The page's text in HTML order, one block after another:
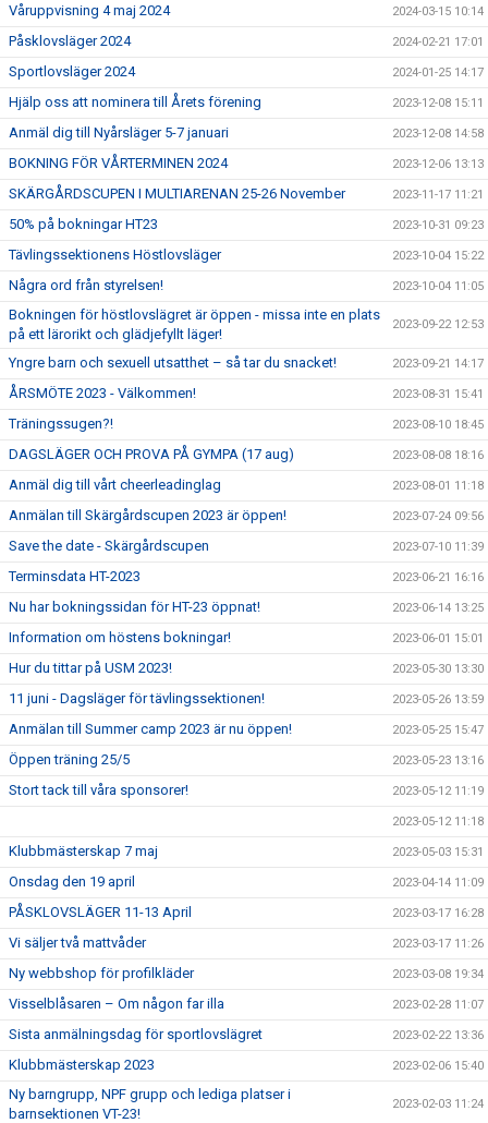
Våruppvisning 4 maj 2024 2024-03-15 10:14
Påsklovsläger 2024 2024-02-21 17:01
Sportlovsläger 2024 2024-01-25 14:17
Hjälp oss att nominera till Årets förening 2023-12-08 15:11
Anmäl dig till Nyårsläger 5-7 januari 2023-12-08 14:58
BOKNING FÖR VÅRTERMINEN 2024 2023-12-06 13:13
SKÄRGÅRDSCUPEN I MULTIARENAN 25-26 November 2023-11-17 11:21
50% på bokningar HT23 2023-10-31 09:23
Tävlingssektionens Höstlovsläger 2023-10-04 15:22
Några ord från styrelsen! 2023-10-04 11:05
Bokningen för höstlovslägret är öppen - missa inte en plats
på ett lärorikt och glädjefyllt läger!
2023-09-22 12:53
Yngre barn och sexuell utsatthet – så tar du snacket! 2023-09-21 14:17
ÅRSMÖTE 2023 - Välkommen! 2023-08-31 15:41
Träningssugen?! 2023-08-10 18:45
DAGSLÄGER OCH PROVA PÅ GYMPA (17 aug) 2023-08-08 18:16
Anmäl dig till vårt cheerleadinglag 2023-08-01 11:18
Anmälan till Skärgårdscupen 2023 är öppen! 2023-07-24 09:56
Save the date - Skärgårdscupen 2023-07-10 11:39
Terminsdata HT-2023 2023-06-21 16:16
Nu har bokningssidan för HT-23 öppnat! 2023-06-14 13:25
Information om höstens bokningar! 2023-06-01 15:01
Hur du tittar på USM 2023! 2023-05-30 13:30
11 juni - Dagsläger för tävlingssektionen! 2023-05-26 13:59
Anmälan till Summer camp 2023 är nu öppen! 2023-05-25 15:47
Öppen träning 25/5 2023-05-23 13:16
Stort tack till våra sponsorer! 2023-05-12 11:19
2023-05-12 11:18
Klubbmästerskap 7 maj 2023-05-03 15:31
Onsdag den 19 april 2023-04-14 11:09
PÅSKLOVSLÄGER 11-13 April 2023-03-17 16:28
Vi säljer två mattvåder 2023-03-17 11:26
Ny webbshop för profilkläder 2023-03-08 19:34
Visselblåsaren – Om någon far illa 2023-02-28 11:07
Sista anmälningsdag för sportlovslägret 2023-02-22 13:36
Klubbmästerskap 2023 2023-02-06 15:40
Ny barngrupp, NPF grupp och lediga platser i
barnsektionen VT-23!
2023-02-03 11:24